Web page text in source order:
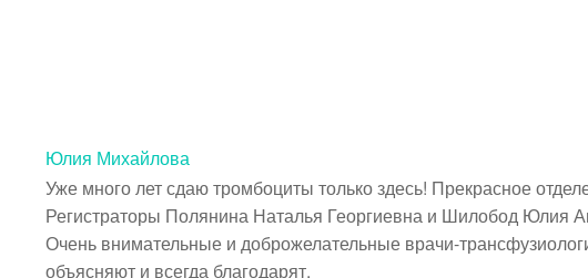
Юлия Михайлова
Уже много лет сдаю тромбоциты только здесь! Прекрасное
Регистраторы Полянина Наталья Георгиевна и Шилобод Юлия
Очень внимательные и доброжелательные врачи-
объясняют и всегда благодарят.